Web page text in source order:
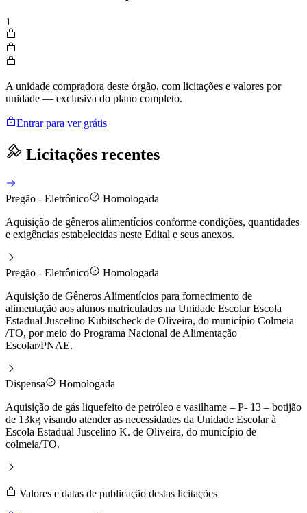
1
A unidade compradora deste órgão, com licitações e valores por
unidade — exclusiva do plano completo.
Entrar para ver grátis
Licitações recentes
Pregão - Eletrônico
Homologada
Aquisição de gêneros alimentícios conforme condições, quantidades
e exigências estabelecidas neste Edital e seus anexos.
Pregão - Eletrônico
Homologada
Aquisição de Gêneros Alimentícios para fornecimento de
alimentação aos alunos matriculados na Unidade Escolar Escola
Estadual Juscelino Kubitscheck de Oliveira, do município Colmeia
/TO, por meio do Programa Nacional de Alimentação
Escolar/PNAE.
Dispensa
Homologada
Aquisição de gás liquefeito de petróleo e vasilhame – P- 13 – botijão
de 13kg visando atender as necessidades da Unidade Escolar à
Escola Estadual Juscelino K. de Oliveira, do município de
colmeia/TO.
Valores e datas de publicação destas licitações